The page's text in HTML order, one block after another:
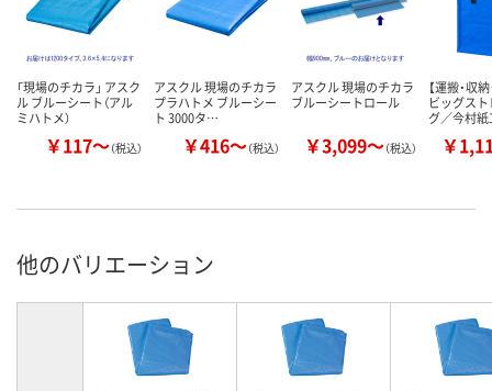
「現場のチカラ」 アスク
ル ブルーシート（アル
ミハトメ）
￥117～（税込）
アスクル 現場のチカラ
プラハトメ ブルーシー
ト 3000タ…
￥416～（税込）
アスクル 現場のチカラ
ブルーシートロール
￥3,099～（税込）
【運搬・収
ビッグス
グ／今村紙
￥
他のバリエーション